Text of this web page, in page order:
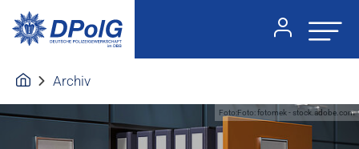
Archiv
Foto:Foto: fotomek - stock.adobe.com